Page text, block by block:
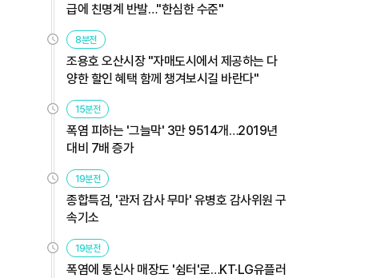
급에 친명계 반발…"한심한 수준"
8분전
조용호 오산시장 "자매도시에서 제공하는 다
양한 할인 혜택 함께 챙겨보시길 바란다"
15분전
폭염 피하는 '그늘막' 3만 9514개…2019년
대비 7배 증가
19분전
종합특검, '관저 감사 무마' 유병호 감사위원 구
속기소
19분전
폭염에 통신사 매장도 '쉼터'로…KT·LG유플러